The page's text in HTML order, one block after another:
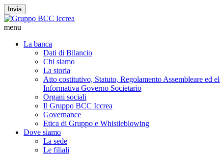
Invia
menu
La banca
Dati di Bilancio
Chi siamo
La storia
Atto costitutivo, Statuto, Regolamento Assembleare ed
Informativa Governo Societario
Organi sociali
Il Gruppo BCC Iccrea
Governance
Etica di Gruppo e Whistleblowing
Dove siamo
La sede
Le filiali